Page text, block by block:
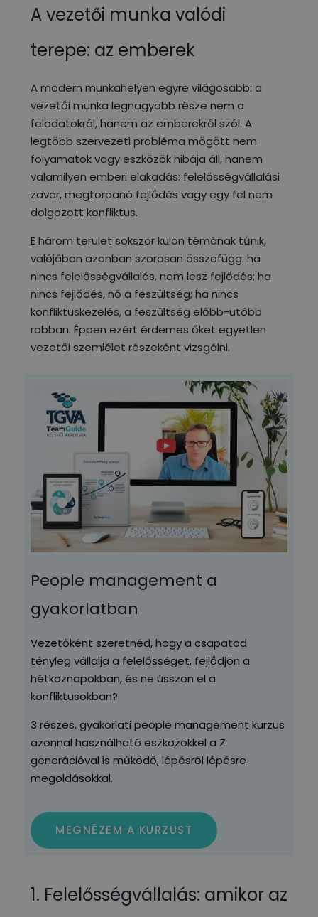
A vezetői munka valódi
terepe: az emberek
A modern munkahelyen egyre világosabb: a
vezetői munka legnagyobb része nem a
feladatokról, hanem az emberekről szól. A
legtöbb szervezeti probléma mögött nem
folyamatok vagy eszközök hibája áll, hanem
valamilyen emberi elakadás: felelősségvállalási
zavar, megtorpanó fejlődés vagy egy fel nem
dolgozott konfliktus.
E három terület sokszor külön témának tűnik,
valójában azonban szorosan összefügg: ha
nincs felelősségvállalás, nem lesz fejlődés; ha
nincs fejlődés, nő a feszültség; ha nincs
konfliktuskezelés, a feszültség előbb-utóbb
robban. Éppen ezért érdemes őket egyetlen
vezetői szemlélet részeként vizsgálni.
People management a
gyakorlatban
Vezetőként szeretnéd, hogy a csapatod
tényleg vállalja a felelősséget, fejlődjön a
hétköznapokban, és ne ússzon el a
konfliktusokban?
3 részes, gyakorlati people management kurzus
azonnal használható eszközökkel a Z
generációval is működő, lépésről lépésre
megoldásokkal.
MEGNÉZEM A KURZUST
1. Felelősségvállalás: amikor az